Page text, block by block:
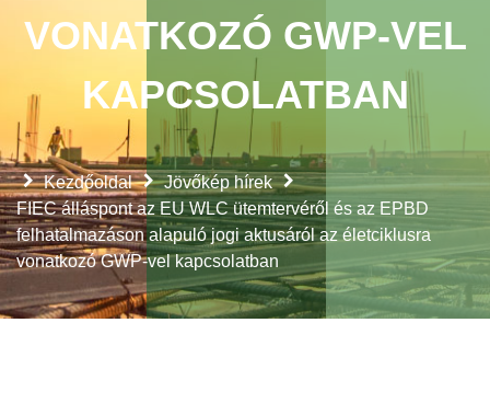
Kezdőoldal
Jövőkép hírek
FIEC álláspont az EU WLC ütemtervéről és az EPBD
felhatalmazáson alapuló jogi aktusáról az életciklusra
vonatkozó GWP-vel kapcsolatban
VONATKOZÓ GWP-VEL
KAPCSOLATBAN